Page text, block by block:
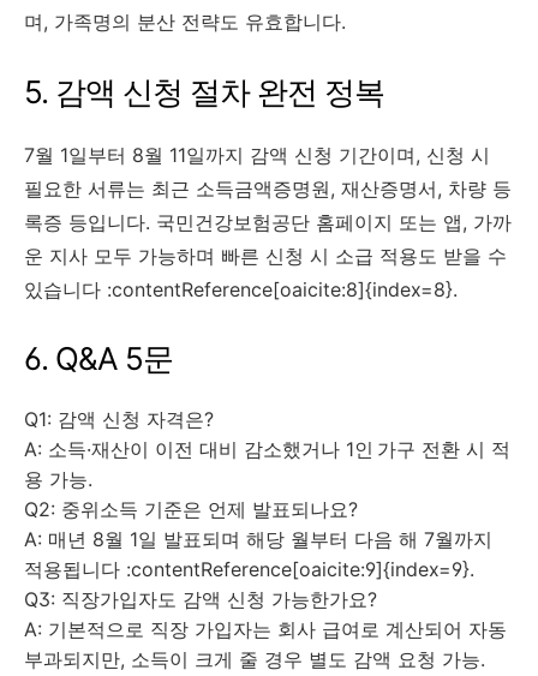
며, 가족명의 분산 전략도 유효합니다.
5. 감액 신청 절차 완전 정복
7월 1일부터 8월 11일까지 감액 신청 기간이며, 신청 시
필요한 서류는 최근 소득금액증명원, 재산증명서, 차량 등
록증 등입니다. 국민건강보험공단 홈페이지 또는 앱, 가까
운 지사 모두 가능하며 빠른 신청 시 소급 적용도 받을 수
있습니다 :contentReference[oaicite:8]{index=8}.
6. Q&A 5문
Q1: 감액 신청 자격은?
A: 소득·재산이 이전 대비 감소했거나 1인 가구 전환 시 적
용 가능.
Q2: 중위소득 기준은 언제 발표되나요?
A: 매년 8월 1일 발표되며 해당 월부터 다음 해 7월까지
적용됩니다 :contentReference[oaicite:9]{index=9}.
Q3: 직장가입자도 감액 신청 가능한가요?
A: 기본적으로 직장 가입자는 회사 급여로 계산되어 자동
부과되지만, 소득이 크게 줄 경우 별도 감액 요청 가능.